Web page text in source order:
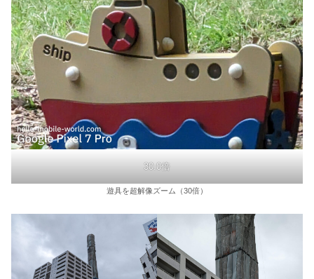
30.0倍
遊具を超解像ズーム（30倍）